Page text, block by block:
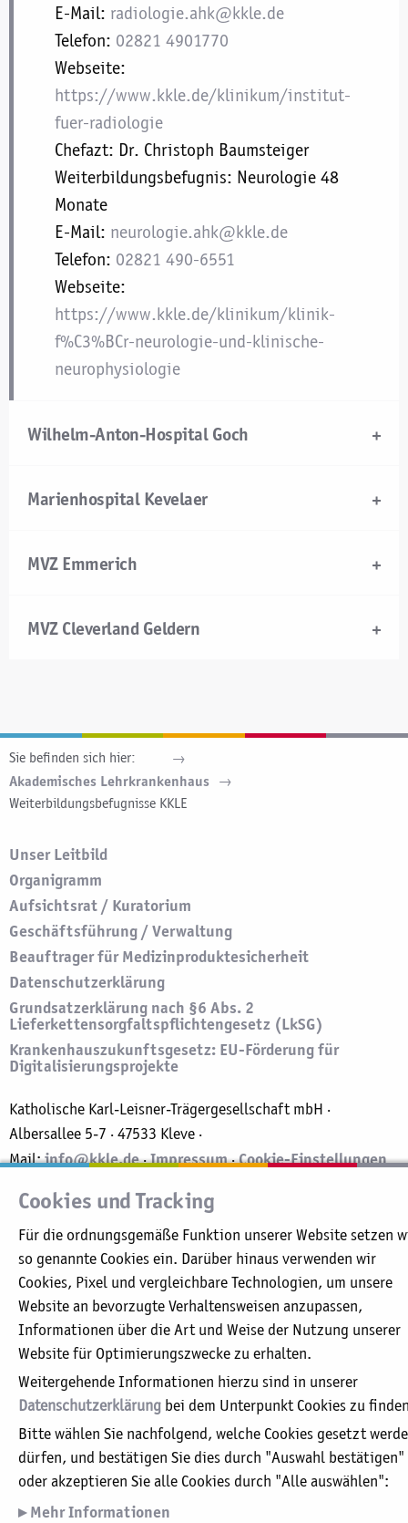
E-Mail: radiologie.ahk@kkle.de
Telefon: 02821 4901770
Webseite:
https://www.kkle.de/klinikum/institut-
fuer-radiologie
Chefazt: Dr. Christoph Baumsteiger
Weiterbildungsbefugnis: Neurologie 48
Monate
E-Mail: neurologie.ahk@kkle.de
Telefon: 02821 490-6551
Webseite:
https://www.kkle.de/klinikum/klinik-
f%C3%BCr-neurologie-und-klinische-
neurophysiologie
Wilhelm-Anton-Hospital Goch
Marienhospital Kevelaer
MVZ Emmerich
MVZ Cleverland Geldern
Sie befinden sich hier:
Akademisches Lehrkrankenhaus
aktuell:
Weiterbildungsbefugnisse KKLE
Unser Leitbild
Organigramm
Aufsichtsrat / Kuratorium
Geschäftsführung / Verwaltung
Beauftrager für Medizinproduktesicherheit
Datenschutzerklärung
Grundsatzerklärung nach §6 Abs. 2
Lieferkettensorgfaltspflichtengesetz (LkSG)
Krankenhauszukunftsgesetz: EU-Förderung für
Digitalisierungsprojekte
Katholische Karl-Leisner-Trägergesellschaft mbH ·
Albersallee 5-7 · 47533 Kleve ·
Mail:info@kkle.de·Impressum·Cookie-Einstellungen
Cookies und Tracking
Für die ordnungsgemäße Funktion unserer Website setzen
so genannte Cookies ein. Darüber hinaus verwenden wir
Cookies, Pixel und vergleichbare Technologien, um unsere
Website an bevorzugte Verhaltensweisen anzupassen,
Informationen über die Art und Weise der Nutzung unserer
Website für Optimierungszwecke zu erhalten.
Weitergehende Informationen hierzu sind in unserer
Datenschutzerklärung bei dem Unterpunkt Cookies zu
Bitte wählen Sie nachfolgend, welche Cookies gesetzt
dürfen, und bestätigen Sie dies durch "Auswahl bestätigen"
oder akzeptieren Sie alle Cookies durch "Alle auswählen":
Mehr Informationen